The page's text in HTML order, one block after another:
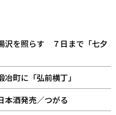
沢を照らす ７日まで「七夕
町に「弘前横丁」
本酒発売／つがる